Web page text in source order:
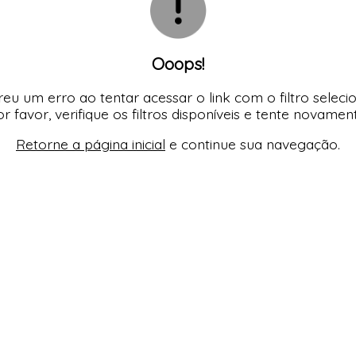
Ooops!
um erro ao tentar acessar o link com o filtro
favor, verifique os filtros disponíveis e tente
Retorne a página inicial e continue sua navegação.